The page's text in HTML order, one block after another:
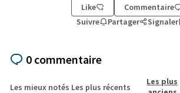
Like
Commentaire
Suivre
Partager Signaler
0 commentaire
Les mieux notés Les plus récents
Les plus